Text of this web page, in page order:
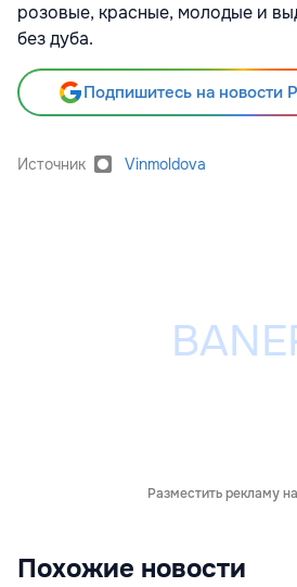
розовые, красные, молодые и
без дуба.
Подпишитесь на новости
Источник Vinmoldova
Разместить рекламу
Похожие новости